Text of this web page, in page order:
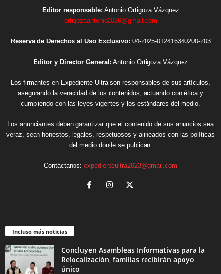
Editor responsable: Antonio Ortigoza Vázquez
ortigozaantonio2026@gmail.com
Reserva de Derechos al Uso Exclusivo: 04-2025-012416340200-203
Editor y Director General: Antonio Ortigoza Vázquez
Los firmantes en Expediente Ultra son responsables de sus artículos,
asegurando la veracidad de los contenidos, actuando con ética y
cumpliendo con las leyes vigentes y los estándares del medio.
Los anunciantes deben garantizar que el contenido de sus anuncios sea
veraz, sean honestos, legales, respetuosos y alineados con las políticas
del medio donde se publican.
Contáctanos: expedienteultra2023@gmail.com
Incluso más noticias
Concluyen Asambleas Informativas para la
Relocalización; familias recibirán apoyo
único